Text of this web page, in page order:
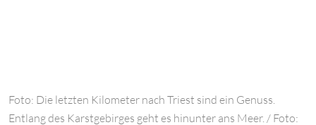
Foto: Die letzten Kilometer nach Triest sind ein Genuss.
Entlang des Karstgebirges geht es hinunter ans Meer. / Foto: